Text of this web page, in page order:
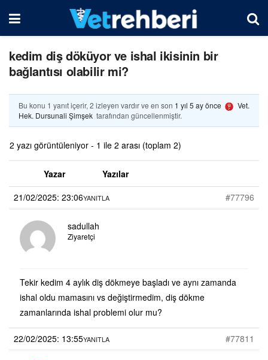
kedim diş döküyor ve ishal ikisinin bir
bağlantısı olabilir mi?
Bu konu 1 yanıt içerir, 2 izleyen vardır ve en son 1 yıl 5 ay önce
Vet.
Hek. Dursunali Şimşek tarafından güncellenmiştir.
2 yazı görüntüleniyor - 1 ile 2 arası (toplam 2)
Yazar
Yazılar
21/02/2025: 23:06
#77796
YANITLA
sadullah
Ziyaretçi
Tekir kedim 4 aylık diş dökmeye başladı ve aynı zamanda
ishal oldu mamasını vs değiştirmedim, diş dökme
zamanlarında ishal problemi olur mu?
22/02/2025: 13:55 #77811
YANITLA